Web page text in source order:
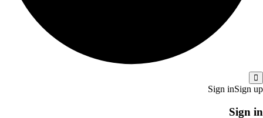
Sign inSign up
Sign in